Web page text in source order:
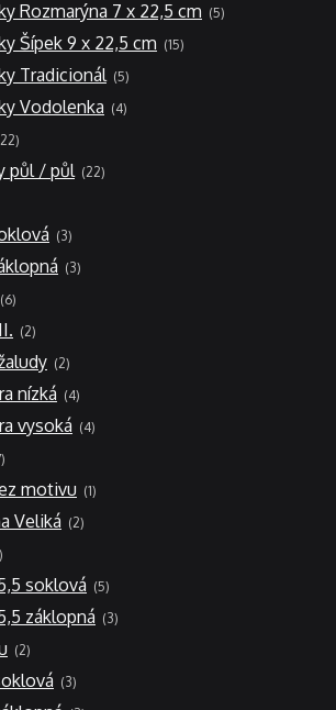
Rozmarýna 7 x 22,5 cm 55
produktů
Šípek 9 x 22,5 cm 1515
produktů
Tradicionál 55
produktů
Vodolenka 44
produkty
2222
produktů
půl / půl 2222
produktů
33
produkty
33
produkty
66
produktů
22
produkty
22
produkty
nízká 44
produkty
vysoká 44
produkty
7
produktů
motivu 11
produkt
Veliká 22
produkty
2
produkty
soklová 55
produktů
záklopná 33
produkty
22
produkty
33
produkty
3